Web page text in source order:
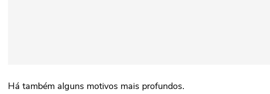
Há também alguns motivos mais profundos.